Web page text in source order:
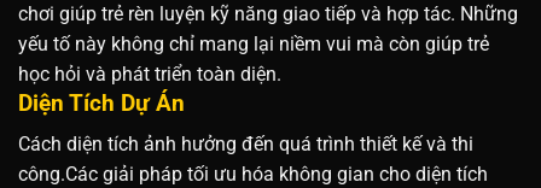
chơi giúp trẻ rèn luyện kỹ năng giao tiếp và hợp tác. Những
yếu tố này không chỉ mang lại niềm vui mà còn giúp trẻ
học hỏi và phát triển toàn diện.
Diện Tích Dự Án
Cách diện tích ảnh hưởng đến quá trình thiết kế và thi
công.Các giải pháp tối ưu hóa không gian cho diện tích